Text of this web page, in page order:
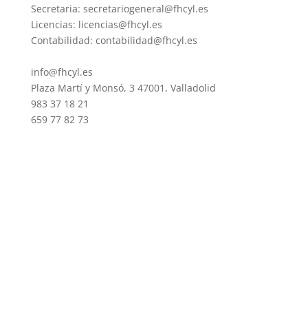
Secretaria: secretariogeneral@fhcyl.es
Licencias: licencias@fhcyl.es
Contabilidad: contabilidad@fhcyl.es
info@fhcyl.es
Plaza Martí y Monsó, 3 47001, Valladolid
983 37 18 21
659 77 82 73